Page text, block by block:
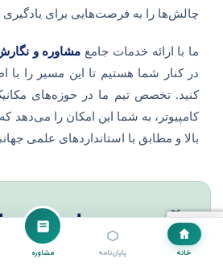
خانه پایان‌نامه مشاوره
چالش‌ها را به فرصت‌هایی برای
ما با ارائه خدمات جامع مشاوره و نگارش
در کنار شما هستیم تا این مسیر را
کنید. تخصص تیم ما در حوزه‌های
کامپیوتر، به شما این امکان را می‌دهد
بالا و مطابق با استانداردهای علمی
آینده تحصیلی و
دستان